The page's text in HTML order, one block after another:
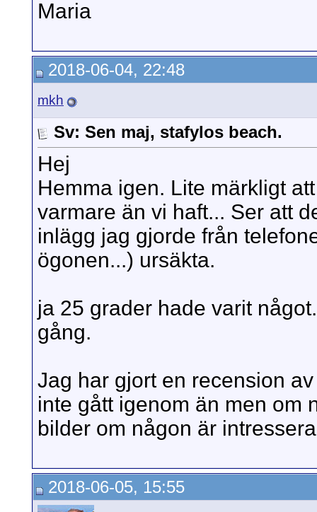
Maria
2018-06-04, 22:48
mkh
Sv: Sen maj, stafylos beach.
Hej
Hemma igen. Lite märkligt
varmare än vi haft... Ser att
inlägg jag gjorde från
ögonen...) ursäkta.
ja 25 grader hade varit
gång.
Jag har gjort en recension
inte gått igenom än men om
bilder om någon är
2018-06-05, 15:55